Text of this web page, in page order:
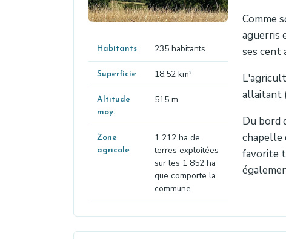
Habitants 235 habitants
Superficie 18,52 km²
Altitude
moy.
515 m
Zone
agricole
1 212 ha de
terres exploitées
sur les 1 852 ha
que comporte la
commune.
Comme
aguerris
ses cent
allaitant
Du bord
chapelle
favorite